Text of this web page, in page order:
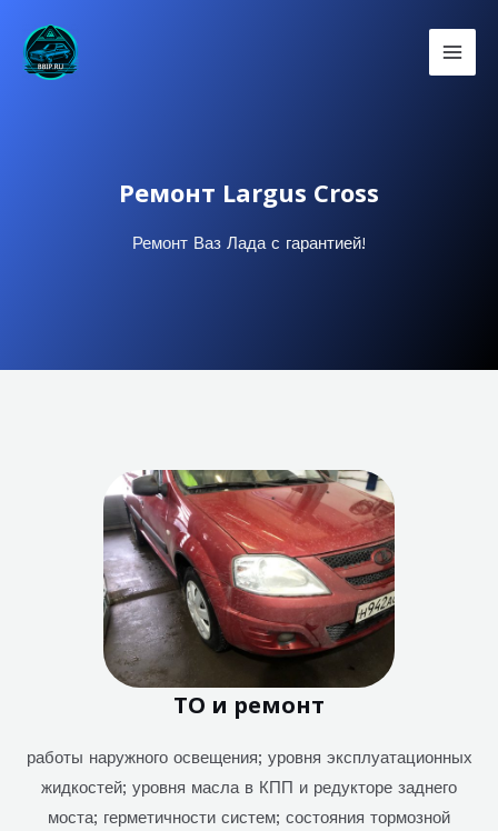
Ремонт Largus Cross
Ремонт Ваз Лада с гарантией!
ТО и ремонт
работы наружного освещения; уровня эксплуатационных
жидкостей; уровня масла в КПП и редукторе заднего
моста; герметичности систем; состояния тормозной